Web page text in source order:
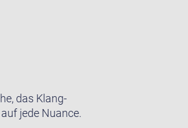
das Klang-
jede Nuance.